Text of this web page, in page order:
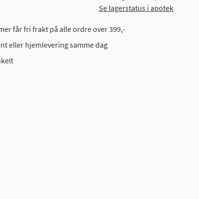
Se lagerstatus i apotek
får fri frakt på alle ordre over 399,-
eller hjemlevering samme dag